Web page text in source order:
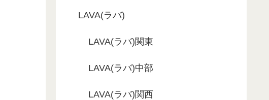
LAVA(ラバ)
LAVA(ラバ)関東
LAVA(ラバ)中部
LAVA(ラバ)関西